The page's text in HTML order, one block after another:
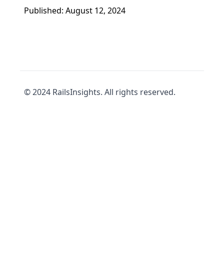
Published: August 12, 2024
© 2024 RailsInsights. All rights reserved.